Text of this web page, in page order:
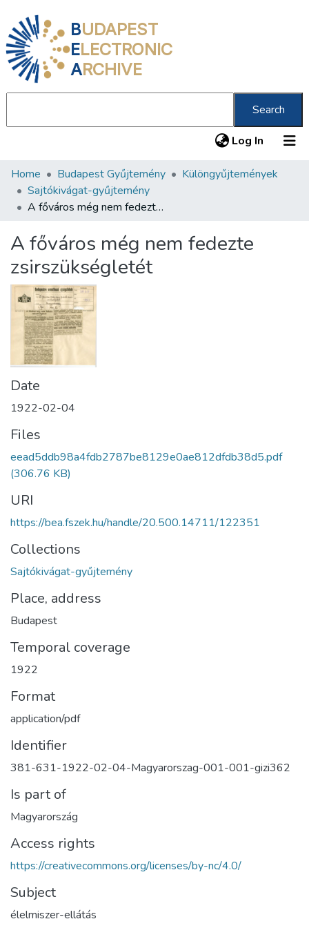
BUDAPEST
ELECTRONIC
ARCHIVE
Search
Log In (current)
Communities & Collections
All of DSpace
About us
Home Budapest Gyűjtemény
Különgyűjtemények
Sajtókivágat-gyűjtemény
A főváros még nem fedezte zsirszükségletét
A főváros még nem fedezte
zsirszükségletét
Date
1922-02-04
Files
eead5ddb98a4fdb2787be8129e0ae812dfdb38d5.pdf
(306.76 KB)
URI
https://bea.fszek.hu/handle/20.500.14711/122351
Collections
Sajtókivágat-gyűjtemény
Place, address
Budapest
Temporal coverage
1922
Format
application/pdf
Identifier
381-631-1922-02-04-Magyarorszag-001-001-gizi362
Is part of
Magyarország
Access rights
https://creativecommons.org/licenses/by-nc/4.0/
Subject
élelmiszer-ellátás